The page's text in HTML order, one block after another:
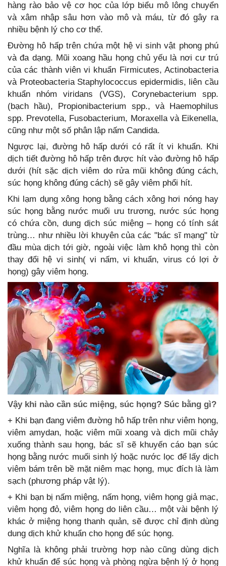
hàng rào bảo vệ cơ học của lớp biểu mô lông chuyển
và xâm nhập sâu hơn vào mô và máu, từ đó gây ra
nhiều bệnh lý cho cơ thể.
Đường hô hấp trên chứa một hệ vi sinh vật phong phú
và đa dạng. Mũi xoang hầu họng chủ yếu là nơi cư trú
của các thành viên vi khuẩn Firmicutes, Actinobacteria
và Proteobacteria Staphylococcus epidermidis, liên cầu
khuẩn nhóm viridans (VGS), Corynebacterium spp.
(bạch hầu), Propionibacterium spp., và Haemophilus
spp. Prevotella, Fusobacterium, Moraxella và Eikenella,
cũng như một số phân lập nấm Candida.
Ngược lại, đường hô hấp dưới có rất ít vi khuẩn. Khi
dịch tiết đường hô hấp trên được hít vào đường hô hấp
dưới (hít sặc dịch viêm do rửa mũi không đúng cách,
súc họng không đúng cách) sẽ gây viêm phổi hít.
Khi lạm dụng xông họng bằng cách xông hơi nóng hay
súc họng bằng nước muối ưu trương, nước súc họng
có chứa cồn, dung dịch súc miệng – họng có tính sát
trùng… như nhiều lời khuyên của các "bác sĩ mạng" từ
đầu mùa dịch tới giờ, ngoài việc làm khô họng thì còn
thay đổi hệ vi sinh( vi nấm, vi khuẩn, virus có lợi ở
họng) gây viêm họng.
Vậy khi nào cần súc miệng, súc họng? Súc bằng gì?
+ Khi bạn đang viêm đường hô hấp trên như viêm họng,
viêm amydan, hoặc viêm mũi xoang và dịch mũi chảy
xuống thành sau họng, bác sĩ sẽ khuyến cáo bạn súc
họng bằng nước muối sinh lý hoặc nước lọc để lấy dịch
viêm bám trên bề mặt niêm mạc họng, mục đích là làm
sạch (phương pháp vật lý).
+ Khi bạn bị nấm miệng, nấm họng, viêm họng giả mạc,
viêm họng đỏ, viêm họng do liên cầu… một vài bệnh lý
khác ở miệng họng thanh quản, sẽ được chỉ định dùng
dung dịch khử khuẩn cho họng để súc họng.
Nghĩa là không phải trường hợp nào cũng dùng dịch
khử khuẩn để súc họng và phòng ngừa bệnh lý ở họng